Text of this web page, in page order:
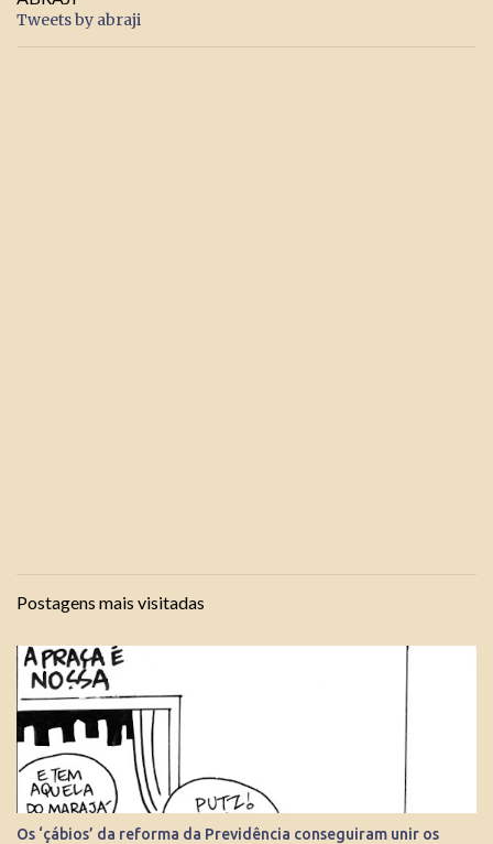
Tweets by abraji
Postagens mais visitadas
Os ‘çábios’ da reforma da Previdência conseguiram unir os